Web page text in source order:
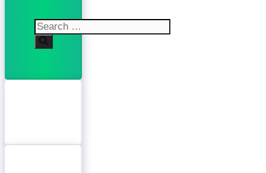
Search
for: